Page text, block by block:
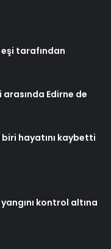
eşi tarafından
arasında Edirne de
biri hayatını kaybetti
kontrol altına